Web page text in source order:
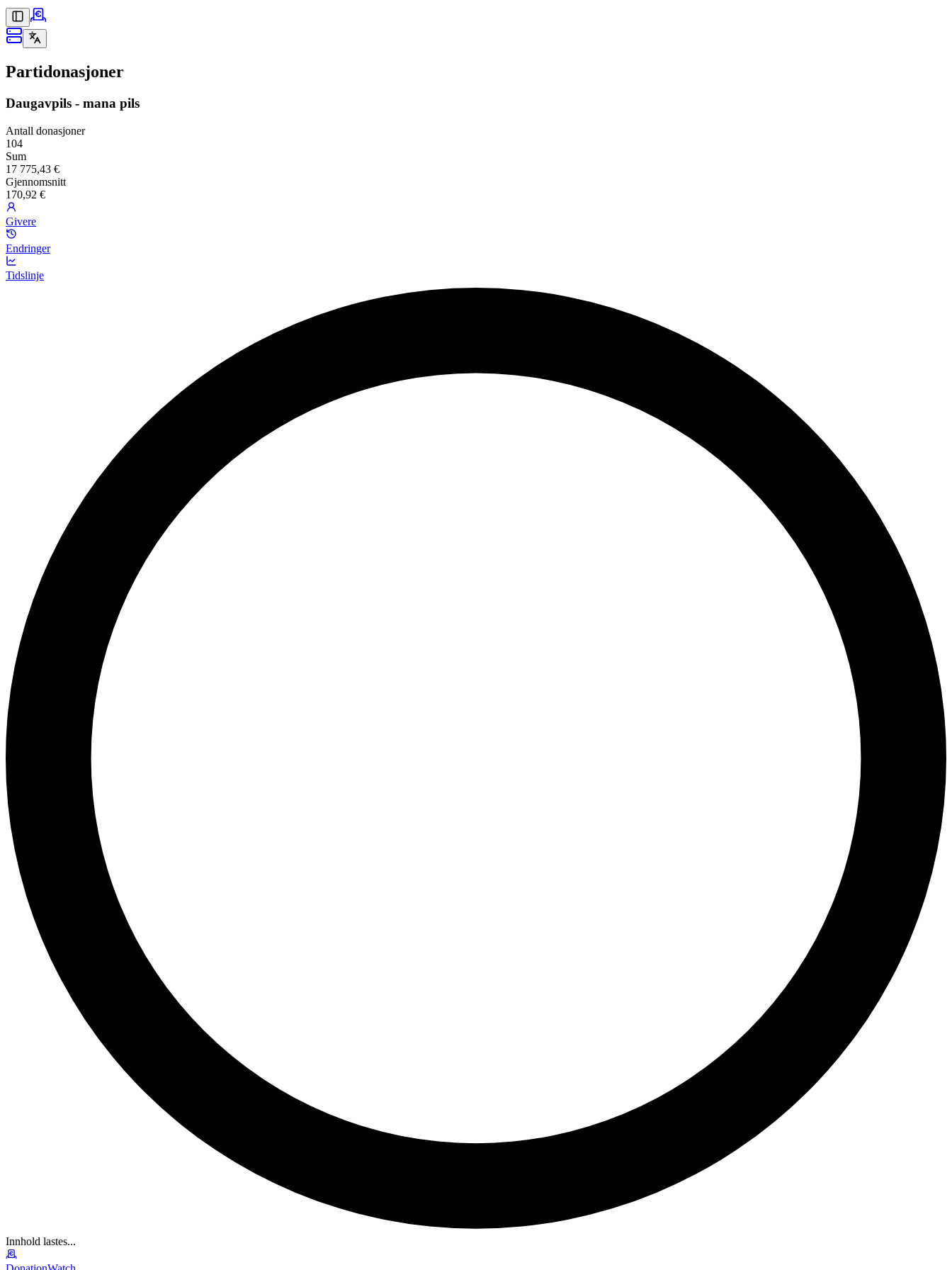
Partidonasjoner
Daugavpils - mana pils
Antall donasjoner
104
Sum
17 775,43 €
Gjennomsnitt
170,92 €
Givere
Endringer
Tidslinje
Innhold lastes...